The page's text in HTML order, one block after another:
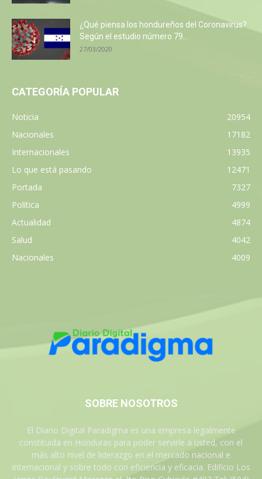
¿Qué piensa los hondureños del Coronavirus?
Según el estudio número 79...
27/03/2020
CATEGORÍA POPULAR
Noticia
20954
Nacionales
17182
Internacionales
13935
Lo que está pasando
12471
Portada
7327
Política
4999
Actualidad
4874
Salud
4042
Nacionales
4009
SOBRE NOSOTROS
El Diario Digital Paradigma es una empresa legalmente
constituida en Honduras para poder servirle a usted, con el
más alto nivel de liderazgo en el mercado nacional e
internacional y sobre todo con eficiencia y eficacia. Edificio Los